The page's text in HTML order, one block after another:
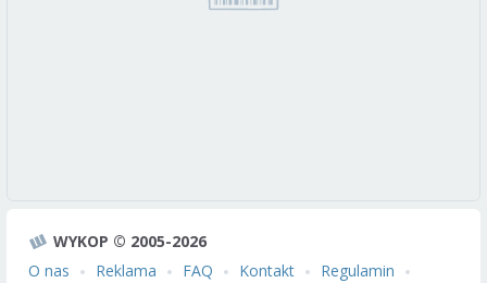
WYKOP © 2005-2026
O nas
Reklama FAQ Kontakt Regulamin